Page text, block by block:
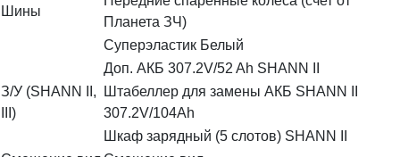
Шины
Планета ЗЧ)
Суперэластик Белый
З/У (SHANN II,
III)
Доп. АКБ 307.2V/52 Ah SHANN II
Штабеллер для замены АКБ SHANN II
307.2V/104Ah
Шкаф зарядный (5 слотов) SHANN II